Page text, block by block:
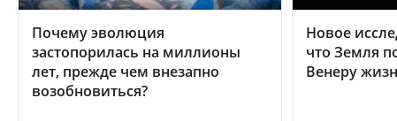
Почему эволюция
застопорилась на миллионы
лет, прежде чем внезапно
возобновиться?
Новое
что Земля
Венеру